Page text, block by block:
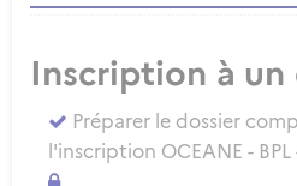
Inscription à un
Préparer le dossier
l'inscription OCEANE -